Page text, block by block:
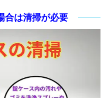
合は清掃が必要